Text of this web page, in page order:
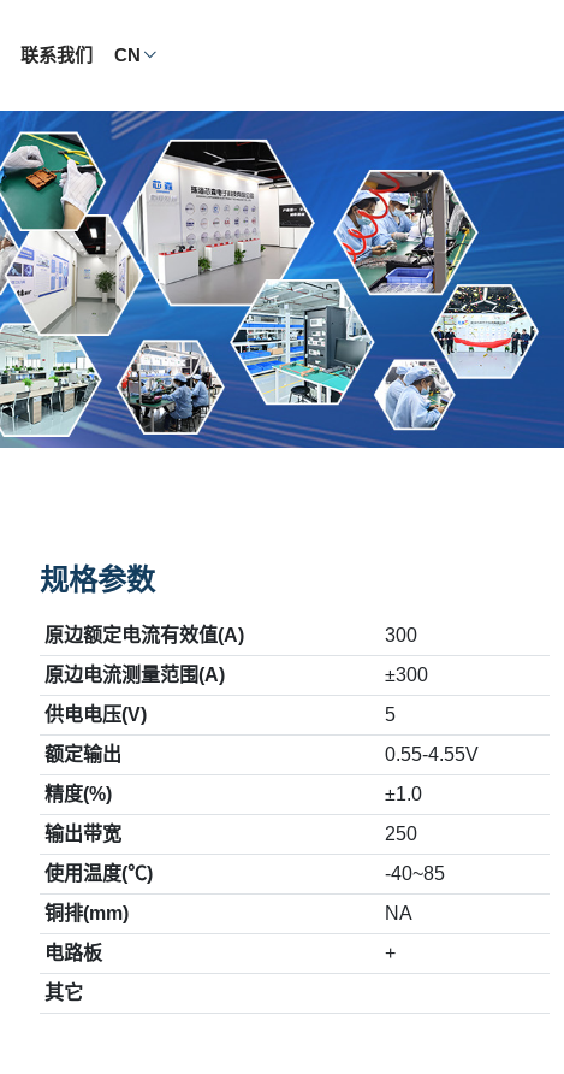
联系我们 CN
规格参数
原边额定电流有效值(A)
300
原边电流测量范围(A)
±300
供电电压(V)
5
额定输出
0.55-4.55V
精度(%)
±1.0
输出带宽
250
使用温度(℃)
-40~85
铜排(mm)
NA
电路板
+
其它